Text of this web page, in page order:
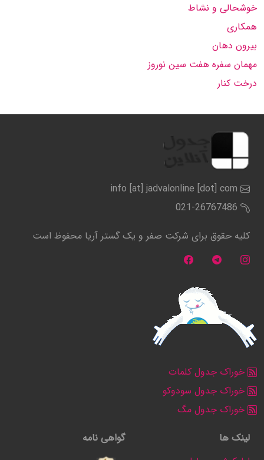
خوشحالی و نشاط
همکاری
بیرون دهان
مهمان سفره هفت سین نوروز
درخت کنار
info [at] jadvalonline [dot] com
021-26767486
کلیه حقوق برای شرکت صفر و یک گستر آریا محفوظ است
خوراک جدول کلمات
خوراک جدول سودوکو
خوراک جدول مگ
لینک ها
گواهی نامه